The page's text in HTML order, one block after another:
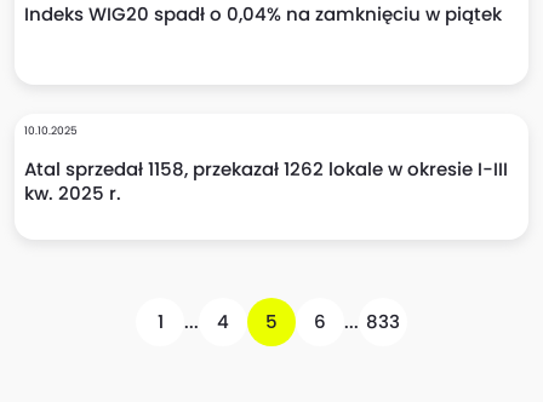
Indeks WIG20 spadł o 0,04% na zamknięciu w piątek
10.10.2025
Atal sprzedał 1158, przekazał 1262 lokale w okresie I-III
kw. 2025 r.
1 ... 4 5 6 ... 833